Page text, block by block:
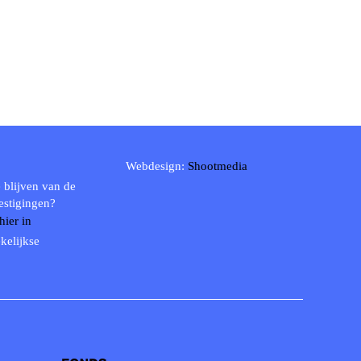
blijven van de
in
Webdesign: Shootmedia